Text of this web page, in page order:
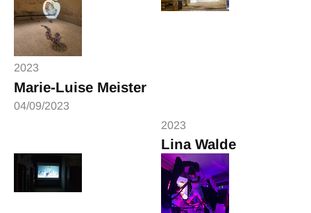
2023
Marie-Luise Meister
04/09/2023
2023
Lina Walde
30/08/2023